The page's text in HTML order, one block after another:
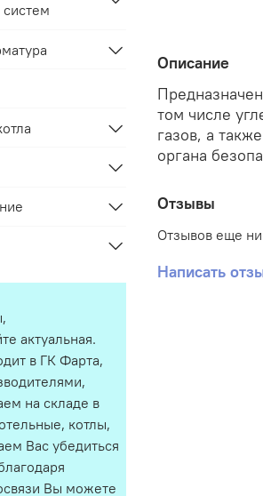
Описание
том числе
газов, а
органа
Отзывы
Отзывов еще
Написать
актуальная.
в ГК Фарта,
на складе в
котлы,
Вас убедиться
Вы можете